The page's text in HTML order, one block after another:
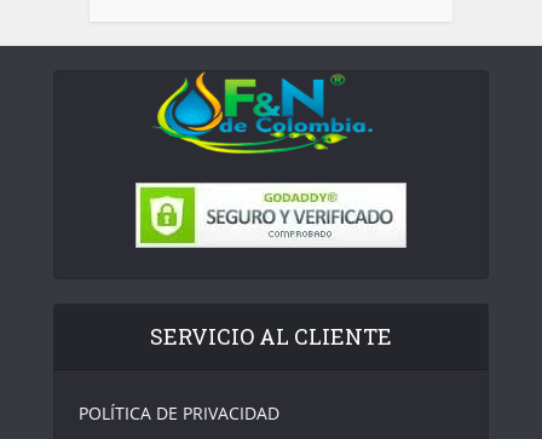
SERVICIO AL CLIENTE
POLÍTICA DE PRIVACIDAD